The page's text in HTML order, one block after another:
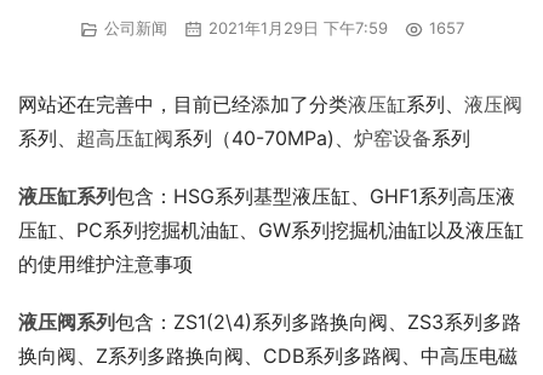
公司新闻 2021年1月29日 下午7:59 1657
网站还在完善中，目前已经添加了分类液压缸系列、 液压阀
系列、 超高压缸阀系列（40-70MPa)、 炉窑设备系列
液压缸系列包含：HSG系列基型液压缸、GHF1系列高压液
压缸、PC系列挖掘机油缸、GW系列挖掘机油缸以及液压缸
的使用维护注意事项
液压阀系列包含：ZS1(2\4)系列多路换向阀、ZS3系列多路
换向阀、Z系列多路换向阀、CDB系列多路阀、中高压电磁